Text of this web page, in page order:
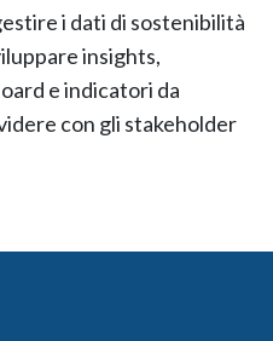
i dati di sostenibilità
insights,
e indicatori da
con gli stakeholder